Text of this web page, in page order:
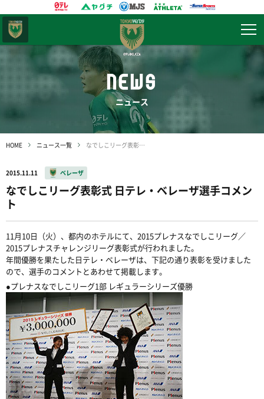
NEWS
ニュース
HOME ニュース一覧 なでしこリーグ表彰式 日テレ・ベレーザ選手コメント
2015.11.11 ベレーザ
なでしこリーグ表彰式 日テレ・ベレーザ選手コメン
ト
11月10日（火）、都内のホテルにて、2015プレナスなでしこリーグ／
2015プレナスチャレンジリーグ表彰式が行われました。
年間優勝を果たした日テレ・ベレーザは、下記の通り表彰を受けました
ので、選手のコメントとあわせて掲載します。
●プレナスなでしこリーグ1部 レギュラーシリーズ優勝